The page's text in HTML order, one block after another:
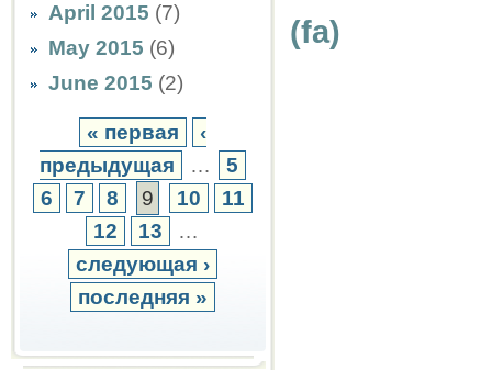
April 2015 (7)
May 2015 (6)
June 2015 (2)
« первая
‹
предыдущая
…
5
6
7 8 9 10
11
12
13
…
следующая ›
последняя »
(fa)